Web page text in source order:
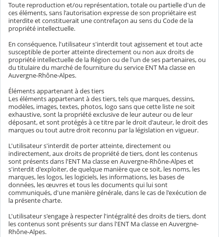
Toute reproduction et/ou représentation, totale ou partielle d'un de
ces éléments, sans l'autorisation expresse de son propriétaire est
interdite et constituerait une contrefaçon au sens du Code de la
propriété intellectuelle.
En conséquence, l'utilisateur s'interdit tout agissement et tout acte
susceptible de porter atteinte directement ou non aux droits de
propriété intellectuelle de la Région ou de l'un de ses partenaires, ou
du titulaire du marché de fourniture du service ENT Ma classe en
Auvergne-Rhône-Alpes.
Éléments appartenant à des tiers
Les éléments appartenant à des tiers, tels que marques, dessins,
modèles, images, textes, photos, logo sans que cette liste ne soit
exhaustive, sont la propriété exclusive de leur auteur ou de leur
déposant, et sont protégés à ce titre par le droit d'auteur, le droit des
marques ou tout autre droit reconnu par la législation en vigueur.
L'utilisateur s'interdit de porter atteinte, directement ou
indirectement, aux droits de propriété de tiers, dont les contenus
sont présents dans l'ENT Ma classe en Auvergne-Rhône-Alpes et
s'interdit d'exploiter, de quelque manière que ce soit, les noms, les
marques, les logos, les logiciels, les informations, les bases de
données, les œuvres et tous les documents qui lui sont
communiqués, d'une manière générale, dans le cas de l'exécution de
la présente charte.
L'utilisateur s'engage à respecter l'intégralité des droits de tiers, dont
les contenus sont présents sur dans l'ENT Ma classe en Auvergne-
Rhône-Alpes.